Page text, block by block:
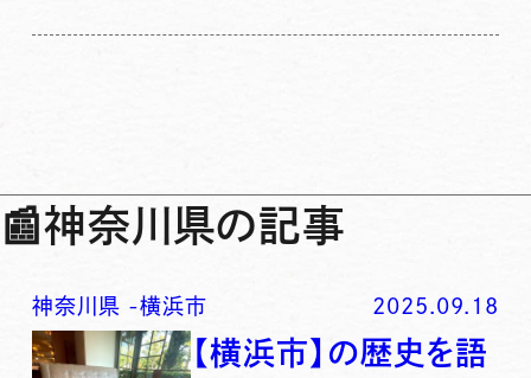
📰神奈川県の記事
神奈川県 -横浜市 2025.09.18
【横浜市】の歴史を語